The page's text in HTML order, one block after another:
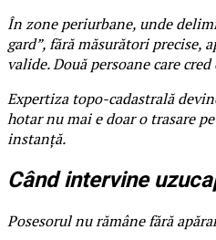
În zone periurbane, unde
gard”, fără măsurători precise,
valide. Două persoane care
Expertiza topo-cadastrală
hotar nu mai e doar o trasare
instanță.
Când intervine
Posesorul nu rămâne fără